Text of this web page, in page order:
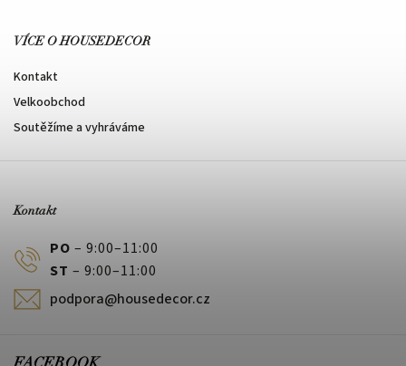
VÍCE O HOUSEDECOR
Kontakt
Velkoobchod
Soutěžíme a vyhráváme
Kontakt
PO – 9:00–11:00
ST – 9:00–11:00
podpora@housedecor.cz